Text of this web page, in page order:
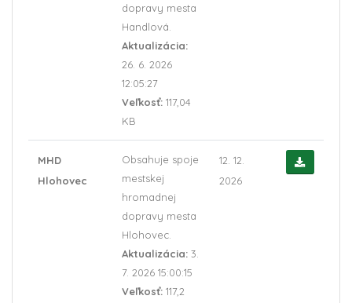
dopravy mesta
Handlová.
Aktualizácia:
26. 6. 2026
12:05:27
Veľkosť: 117,04
KB
MHD
Hlohovec
Obsahuje spoje
mestskej
hromadnej
dopravy mesta
Hlohovec.
Aktualizácia: 3.
7. 2026 15:00:15
Veľkosť: 117,2
12. 12.
2026